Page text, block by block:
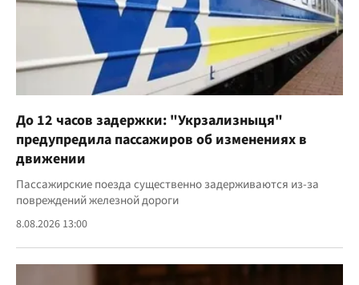
До 12 часов задержки: "Укрзализныця"
предупредила пассажиров об изменениях в
движении
Пассажирские поезда существенно задерживаются из-за
повреждений железной дороги
8.08.2026 13:00